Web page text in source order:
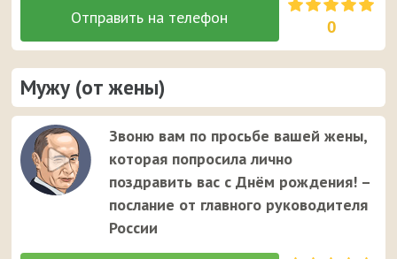
0
Мужу (от жены)
Звоню вам по просьбе вашей жены,
которая попросила лично
поздравить вас с Днём рождения! –
послание от главного руководителя
России